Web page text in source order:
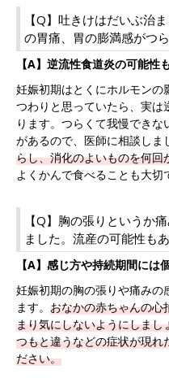
【Q】吐きけはだいぶ治
の胃痛、胃の膨満感がつ
【A】逆流性食道炎の可能性
妊娠初期はとくにホルモンの
つわりと思っていたら、実は
ります。つらくて我慢でき
があるので、医師に相談しま
らし、消化のよいものを何
よくかんで食べることも大切
【Q】胸の張りというか
ました。流産の可能性も
【A】感じ方や持続期間には
妊娠初期の胸の張りや痛みの
ます。 おなかの赤ちゃんの心
まり気にしないようにしま
つもと違うなどの症状が現
ださい。